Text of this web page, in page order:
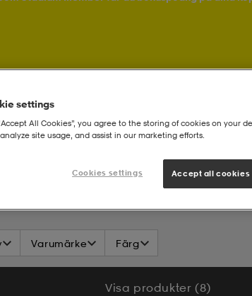
Varumärke Färg
Visa produkter (8)
settings
All Cookies”, you agree to the storing of cookies on your
site usage, and assist in our marketing efforts.
Cookies settings Accept all cookies